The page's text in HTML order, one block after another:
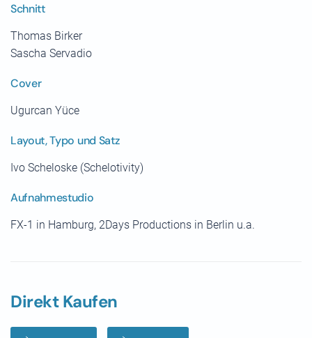
Schnitt
Thomas Birker
Sascha Servadio
Cover
Ugurcan Yüce
Layout, Typo und Satz
Ivo Scheloske (Schelotivity)
Aufnahmestudio
FX-1 in Hamburg, 2Days Productions in Berlin u.a.
Direkt Kaufen